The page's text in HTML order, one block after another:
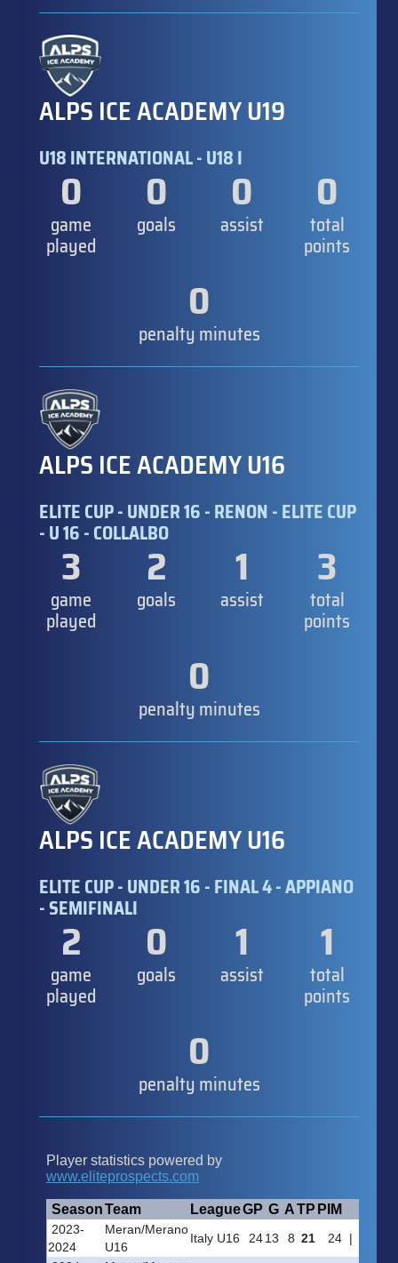
ALPS ICE ACADEMY U19
U18 INTERNATIONAL - U18 I
0
game
played
0
goals
0
assist
0
total
points
0
penalty minutes
ALPS ICE ACADEMY U16
ELITE CUP - UNDER 16 - RENON - ELITE CUP
- U 16 - COLLALBO
3
game
played
2
goals
1
assist
3
total
points
0
penalty minutes
ALPS ICE ACADEMY U16
ELITE CUP - UNDER 16 - FINAL 4 - APPIANO
- SEMIFINALI
2
game
played
0
goals
1
assist
1
total
points
0
penalty minutes